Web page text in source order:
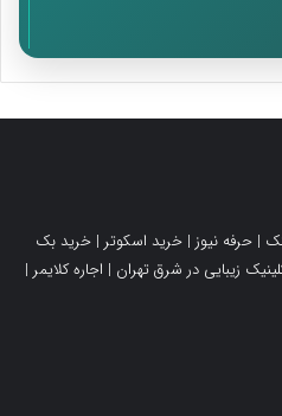
| حرفه نیوز | خرید اسکوتر | خرید بک
زیبایی در شرق تهران | اجاره کلایمر |